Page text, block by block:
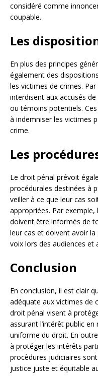
considéré comme
coupable.
Les
En plus des principes
également des
les victimes de crimes.
interdisent aux accusés
ou témoins potentiels.
à indemniser les victimes
crime.
Les
Le droit pénal prévoit
procédurales destinées à
veiller à ce que leur cas
appropriées. Par
doivent être informés de
leur cas et doivent avoir
voix lors des audiences et
Conclusion
En conclusion, il est clair
adéquate aux victimes de
droit pénal visent à
assurant l’intérêt public
uniforme du droit. En
à protéger les intérêts
procèdures judiciaires
justice juste et équitable